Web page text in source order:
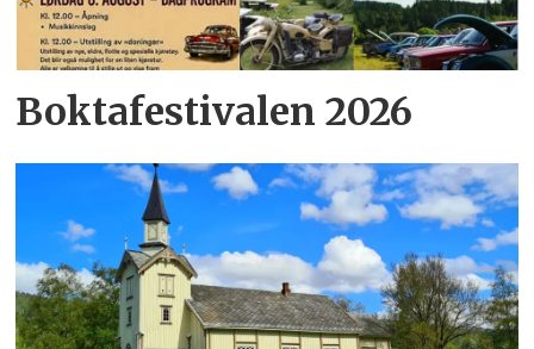
Boktafestivalen 2026